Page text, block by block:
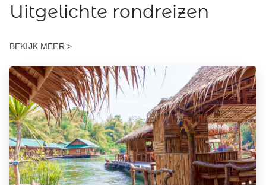
Uitgelichte rondreizen
BEKIJK MEER >